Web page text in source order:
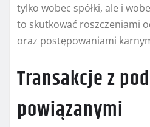
tylko wobec spółki, ale i
to skutkować roszczeniami
oraz postępowaniami
Transakcje z
powiązanymi